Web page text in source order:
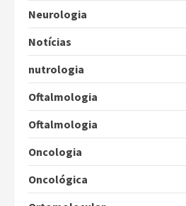
Neurologia
Notícias
nutrologia
Oftalmologia
Oftalmologia
Oncologia
Oncológica